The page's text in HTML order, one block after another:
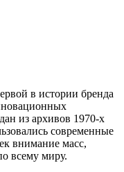
в истории бренда
из архивов 1970-х
современные
внимание масс,
всему миру.